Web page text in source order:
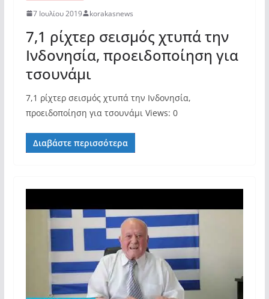
7 Ιουλίου 2019 korakasnews
7,1 ρίχτερ σεισμός χτυπά την
Ινδονησία, προειδοποίηση για
τσουνάμι
7,1 ρίχτερ σεισμός χτυπά την Ινδονησία,
προειδοποίηση για τσουνάμι Views: 0
Διαβάστε περισσότερα